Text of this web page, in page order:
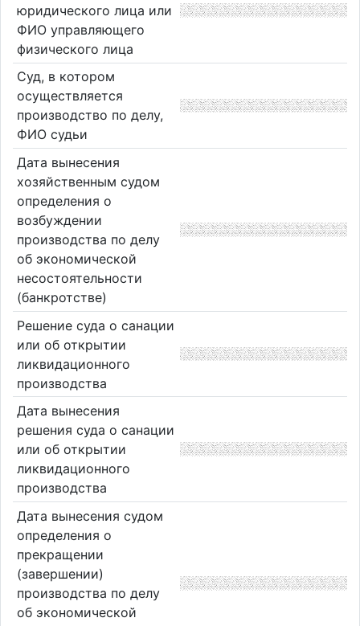
юридического лица или
ФИО управляющего
физического лица
Суд, в котором
осуществляется
производство по делу,
ФИО судьи
Дата вынесения
хозяйственным судом
определения о
возбуждении
производства по делу
об экономической
несостоятельности
(банкротстве)
Решение суда о санации
или об открытии
ликвидационного
производства
Дата вынесения
решения суда о санации
или об открытии
ликвидационного
производства
Дата вынесения судом
определения о
прекращении
(завершении)
производства по делу
об экономической